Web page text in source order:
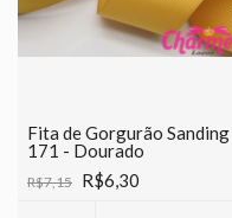
Fita de Gorgurão Sanding
171 - Dourado
R$7,15 R$6,30